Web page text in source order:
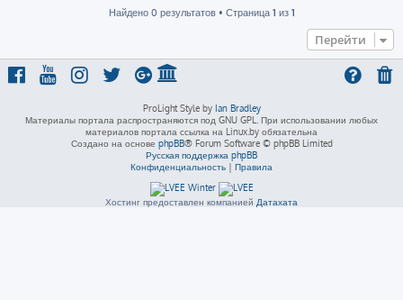
Найдено 0 результатов • Страница 1 из 1
Перейти
ProLight Style by Ian Bradley
Материалы портала распространяются под GNU GPL. При использовании любых
материалов портала ссылка на Linux.by обязательна
Создано на основе phpBB® Forum Software © phpBB Limited
Русская поддержка phpBB
Конфиденциальность | Правила
Хостинг предоставлен компанией Датахата